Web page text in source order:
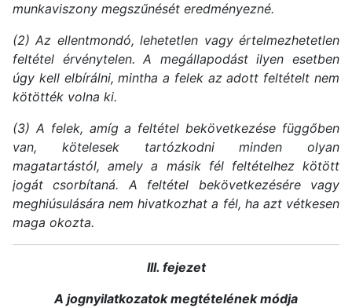
munkaviszony megszűnését eredményezné.
(2) Az ellentmondó, lehetetlen vagy értelmezhetetlen
feltétel érvénytelen. A megállapodást ilyen esetben
úgy kell elbírálni, mintha a felek az adott feltételt nem
kötötték volna ki.
(3) A felek, amíg a feltétel bekövetkezése függőben
van, kötelesek tartózkodni minden olyan
magatartástól, amely a másik fél feltételhez kötött
jogát csorbítaná. A feltétel bekövetkezésére vagy
meghiúsulására nem hivatkozhat a fél, ha azt vétkesen
maga okozta.
III. fejezet
A jognyilatkozatok megtételének módja